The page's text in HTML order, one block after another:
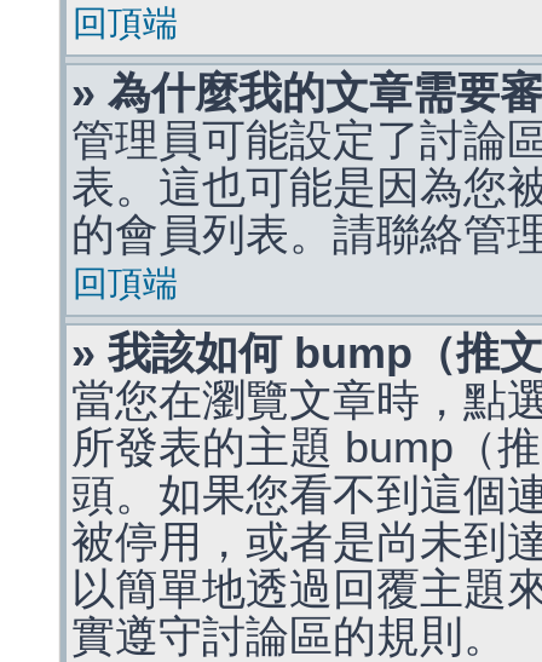
回頂端
» 為什麼我的文章需要
管理員可能設定了討論
表。這也可能是因為您
的會員列表。請聯絡管
回頂端
» 我該如何 bump（推
當您在瀏覽文章時，點
所發表的主題 bump（
頭。如果您看不到這個
被停用，或者是尚未到
以簡單地透過回覆主題
實遵守討論區的規則。